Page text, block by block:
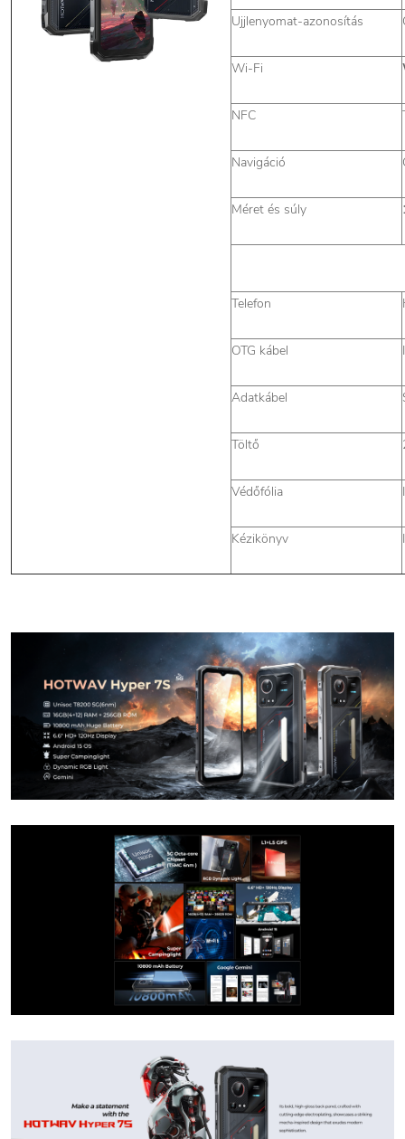
Ujjlenyomat-azonosítás
Wi-Fi
NFC
Navigáció
Méret és súly
Telefon
OTG kábel
Adatkábel
Töltő
Védőfólia
Kézikönyv